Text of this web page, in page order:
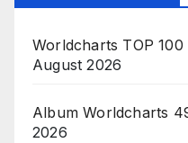
Worldcharts TOP
August 2026
Album Worldcharts
2026